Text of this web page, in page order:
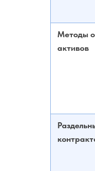
Методы
активов